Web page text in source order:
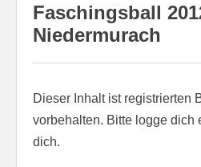
Faschingsball
Niedermurach
Dieser Inhalt ist registrierten
vorbehalten. Bitte logge dich
dich.